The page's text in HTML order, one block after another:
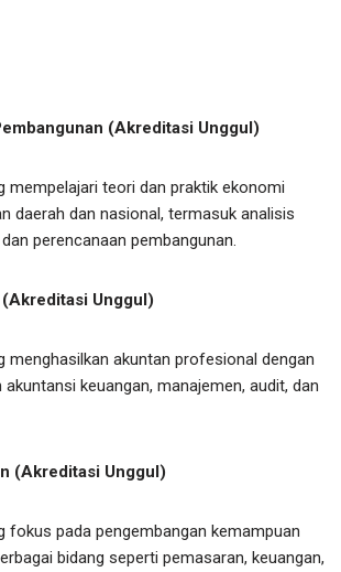
(Akreditasi Unggul)
mempelajari teori dan praktik ekonomi
daerah dan nasional, termasuk analisis
perencanaan pembangunan.
Unggul)
menghasilkan akuntan profesional dengan
keuangan, manajemen, audit, dan
(Akreditasi Unggul)
fokus pada pengembangan kemampuan
bidang seperti pemasaran, keuangan,